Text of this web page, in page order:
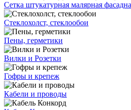
Сетка штукатурная малярная
Стеклохолст, стеклообои
Пены, герметики
Вилки и Розетки
Гофры и крепеж
Кабели и проводы